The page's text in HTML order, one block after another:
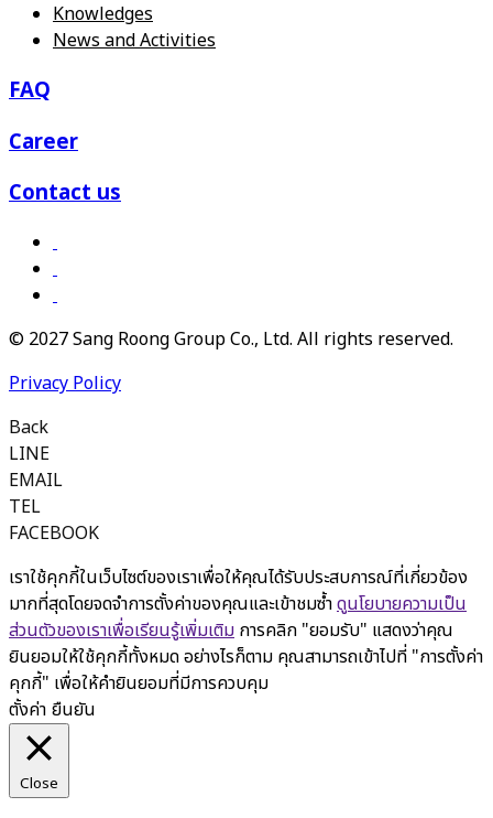
Knowledges
News and Activities
FAQ
Career
Contact us
© 2027 Sang Roong Group Co., Ltd. All rights reserved.
Privacy Policy
Back
LINE
EMAIL
TEL
FACEBOOK
เราใช้คุกกี้ในเว็บไซต์ของเราเพื่อให้คุณได้รับประสบการณ์ที่เกี่ยวข้อง
มากที่สุดโดยจดจำการตั้งค่าของคุณและเข้าชมซ้ำดูนโยบายความเป็น
ส่วนตัวของเราเพื่อเรียนรู้เพิ่มเติม การคลิก "ยอมรับ" แสดงว่าคุณ
ยินยอมให้ใช้คุกกี้ทั้งหมด อย่างไรก็ตาม คุณสามารถเข้าไปที่ "การตั้งค่า
คุกกี้" เพื่อให้คำยินยอมที่มีการควบคุม
ตั้งค่า ยืนยัน
Close